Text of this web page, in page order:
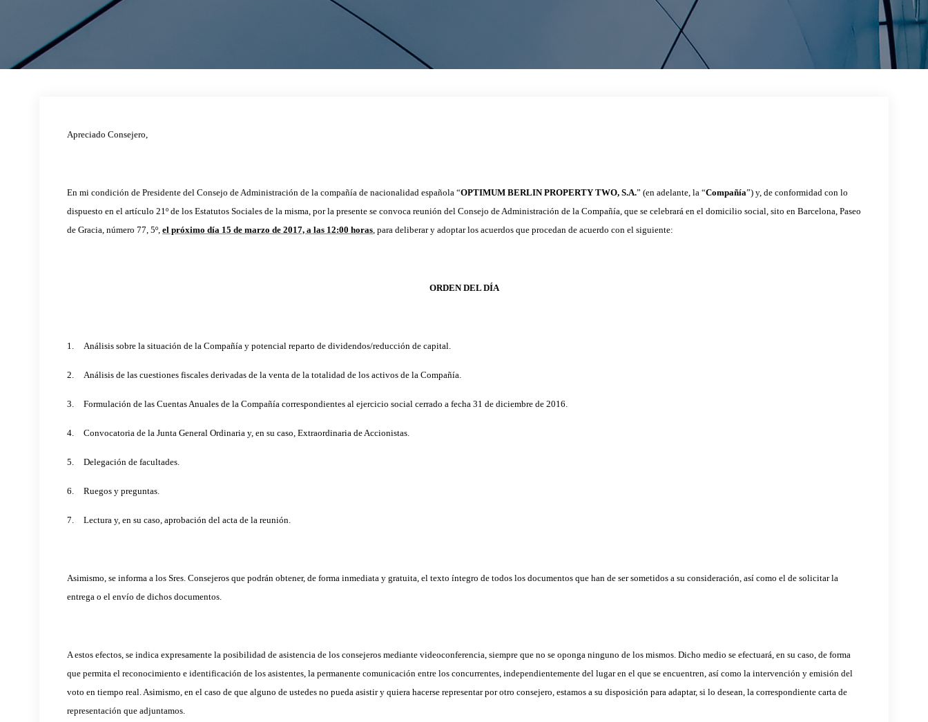
Apreciado Consejero,
En mi condición de Presidente del Consejo de Administración de la compañía de nacionalidad española “OPTIMUM BERLIN PROPERTY TWO, S.A.” (en adelante, la “Compañía”) y, de conformidad con lo
dispuesto en el artículo 21º de los Estatutos Sociales de la misma, por la presente se convoca reunión del Consejo de Administración de la Compañía, que se celebrará en el domicilio social, sito en Barcelona, Paseo
de Gracia, número 77, 5º, el próximo día 15 de marzo de 2017, a las 12:00 horas , para deliberar y adoptar los acuerdos que procedan de acuerdo con el siguiente:
ORDEN DEL DÍA
1. Análisis sobre la situación de la Compañía y potencial reparto de dividendos/reducción de capital.
2. Análisis de las cuestiones fiscales derivadas de la venta de la totalidad de los activos de la Compañía.
3. Formulación de las Cuentas Anuales de la Compañía correspondientes al ejercicio social cerrado a fecha 31 de diciembre de 2016.
4. Convocatoria de la Junta General Ordinaria y, en su caso, Extraordinaria de Accionistas.
5. Delegación de facultades.
6. Ruegos y preguntas.
7. Lectura y, en su caso, aprobación del acta de la reunión.
Asimismo, se informa a los Sres. Consejeros que podrán obtener, de forma inmediata y gratuita, el texto íntegro de todos los documentos que han de ser sometidos a su consideración, así como el de solicitar la
entrega o el envío de dichos documentos.
A estos efectos, se indica expresamente la posibilidad de asistencia de los consejeros mediante videoconferencia, siempre que no se oponga ninguno de los mismos. Dicho medio se efectuará, en su caso, de forma
que permita el reconocimiento e identificación de los asistentes, la permanente comunicación entre los concurrentes, independientemente del lugar en el que se encuentren, así como la intervención y emisión del
voto en tiempo real. Asimismo, en el caso de que alguno de ustedes no pueda asistir y quiera hacerse representar por otro consejero, estamos a su disposición para adaptar, si lo desean, la correspondiente carta de
representación que adjuntamos.